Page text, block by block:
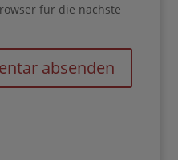
für die nächste